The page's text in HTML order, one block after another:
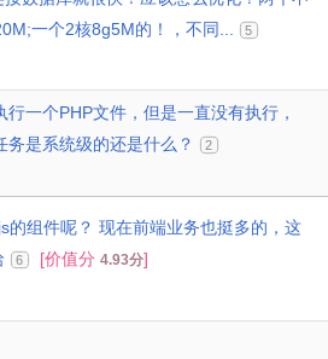
一个2核8g5M的！，不同...
5
一个PHP文件，但是一直没有执行，
是系统级的还是什么？
2
的组件呢？ 现在前端业务也挺多的，这
6 [价值分 4.93分]